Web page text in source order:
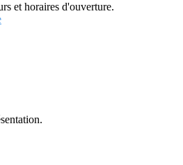
et horaires d'ouverture.